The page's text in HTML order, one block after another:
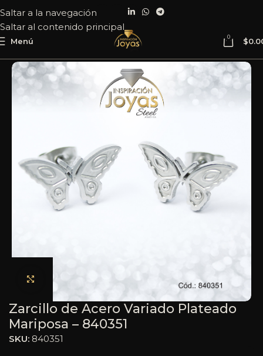
Saltar a la navegación
Saltar al contenido principal
Menú 0 $
Haga clic para ampliar
Zarcillo de Acero Variado Plateado
Mariposa – 840351
SKU: 840351